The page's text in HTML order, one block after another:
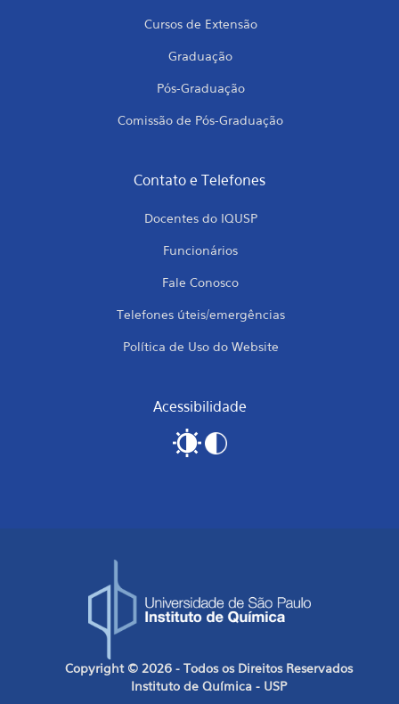
Cursos de Extensão
Graduação
Pós-Graduação
Comissão de Pós-Graduação
Contato e Telefones
Docentes do IQUSP
Funcionários
Fale Conosco
Telefones úteis/emergências
Política de Uso do Website
Acessibilidade
Copyright © 2026 - Todos os Direitos Reservados
Instituto de Química - USP